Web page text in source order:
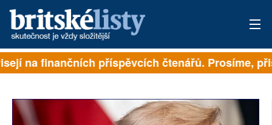
PŘIHLÁSIT
ARCHIV
na finančních příspěvcích čtenářů. Prosíme,